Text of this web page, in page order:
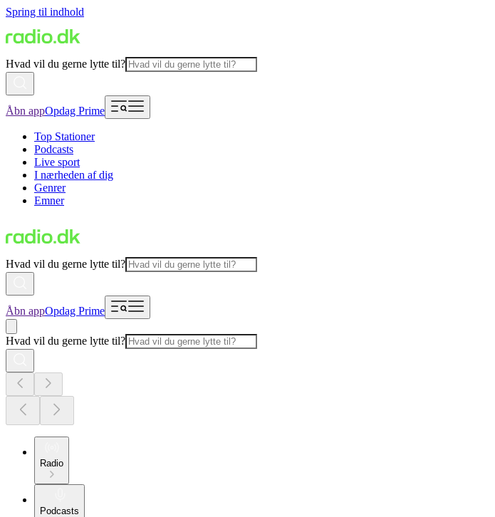
Spring til indhold
Hvad vil du gerne lytte til?
Åbn appOpdag Prime
Top Stationer
Podcasts
Live sport
I nærheden af dig
Genrer
Emner
Hvad vil du gerne lytte til?
Åbn appOpdag Prime
Hvad vil du gerne lytte til?
Radio
Podcasts